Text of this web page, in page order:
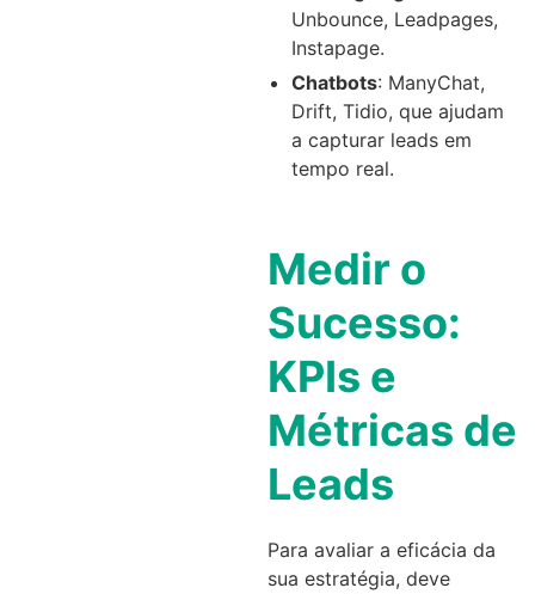
Unbounce, Leadpages,
Instapage.
Chatbots: ManyChat,
Drift, Tidio, que ajudam
a capturar leads em
tempo real.
Medir o
Sucesso:
KPIs e
Métricas de
Leads
Para avaliar a eficácia da
sua estratégia, deve